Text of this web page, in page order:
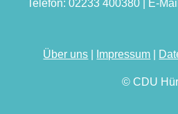
Telefon: 02233 400380 | E-
Über uns Impressum
© CDU